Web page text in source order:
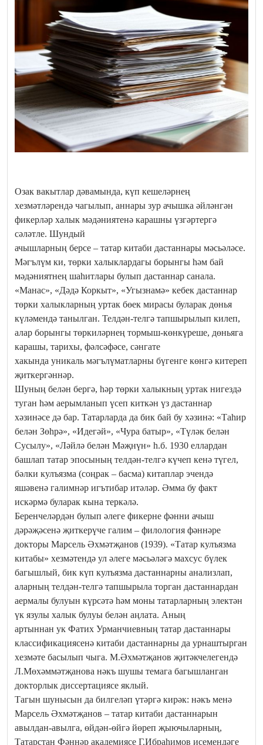
Озак вакытлар дәвамында, күп кешеләрнең
хезмәтләрендә чагылып, аннары зур ачышка әйләнгән
фикерләр халык мәдәниятенә карашны үзгәртергә
сәләтле. Шундый
ачышларның берсе – татар китаби дастаннары мәсьәләсе.
Мәгълүм ки, төрки халыклардагы борынгы һәм бай
мәдәниятнең шаһитлары булып дастаннар санала.
«Манас», «Дәдә Коркыт», «Угызнамә» кебек дастаннар
төрки халыкларның уртак бөек мирасы буларак дөнья
күләмендә танылган. Телдән-телгә тапшырылып килеп,
алар борынгы төркиләрнең тормыш-көнкүреше, дөньяга
карашы, тарихы, фәлсәфәсе, сәнгате
хакында уникаль мәгълүматларны бүгенге көнгә китереп
җиткергәннәр.
Шуның белән бергә, һәр төрки халыкның уртак нигездә
туган һәм аерымланып үсеп киткән үз дастаннар
хәзинәсе дә бар. Татарларда да бик бай бу хәзинә: «Таһир
белән Зөһрә», «Идегәй», «Чура батыр», «Түләк белән
Сусылу», «Ләйлә белән Мәҗнүн» һ.б. 1930 еллардан
башлап татар эпосының телдән-телгә күчеп кенә түгел,
бәлки кулъязма (соңрак – басма) китаплар эчендә
яшәвенә галимнәр игътибар итәләр. Әмма бу факт
искәрмә буларак кына теркәлә.
Беренчеләрдән булып әлеге фикерне фәнни ачыш
дәрәҗәсенә җиткерүче галим – филология фәннәре
докторы Марсель Әхмәтҗанов (1939). «Татар кулъязма
китабы» хезмәтендә ул әлеге мәсьәләгә махсус бүлек
багышлый, бик күп кулъязма дастаннарны анализлап,
аларның телдән-телгә тапшырыла торган дастаннардан
аермалы булуын күрсәтә һәм моны татарларның электән
үк язулы халык булуы белән аңлата. Аның
артыннан ук Фатих Урманчиевның татар дастаннары
классификациясенә китаби дастаннарны да урнаштырган
хезмәте басылып чыга. М.Әхмәтҗанов җитәкчелегендә
Л.Мөхәммәтҗанова нәкъ шушы темага багышланган
докторлык диссертациясе яклый.
Тагын шунысын да билгеләп үтәргә кирәк: нәкъ менә
Марсель Әхмәтҗанов – татар китаби дастаннарын
авылдан-авылга, өйдән-өйгә йөреп җыючыларның,
Татарстан Фәннәр академиясе Г.Ибраһимов исемендәге